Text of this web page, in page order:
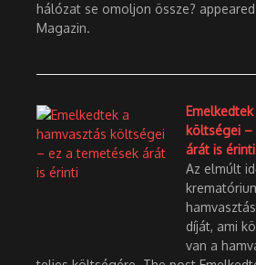
hálózat se omoljon össze?
Magazin.
költségei –
árát is érinti
Az elmúlt
díját, ami
van a